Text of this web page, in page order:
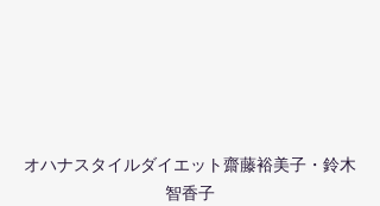
オハナスタイルダイエット齋藤裕美子・鈴木
智香子